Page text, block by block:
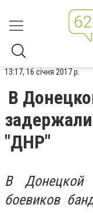
13:17, 16 січня 2017 р.
В
"ДНР"
В Донецкой
боевиков